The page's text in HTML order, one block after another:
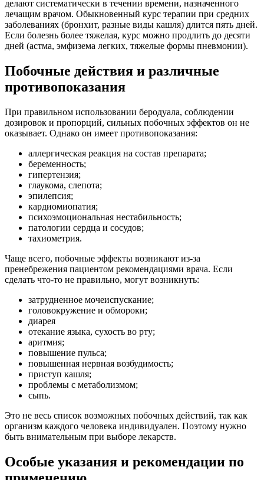
делают систематически в течении времени, назначенного
лечащим врачом. Обыкновенный курс терапии при средних
заболеваниях (бронхит, разные виды кашля) длится пять дней.
Если болезнь более тяжелая, курс можно продлить до десяти
дней (астма, эмфизема легких, тяжелые формы пневмонии).
Побочные действия и различные
противопоказания
При правильном использовании беродуала, соблюдении
дозировок и пропорций, сильных побочных эффектов он не
оказывает. Однако он имеет противопоказания:
аллергическая реакция на состав препарата;
беременность;
гипертензия;
глаукома, слепота;
эпилепсия;
кардиомиопатия;
психоэмоциональная нестабильность;
патологии сердца и сосудов;
тахиометрия.
Чаще всего, побочные эффекты возникают из-за
пренебрежения пациентом рекомендациями врача. Если
сделать что-то не правильно, могут возникнуть:
затрудненное мочеиспускание;
головокружение и обмороки;
диарея
отекание языка, сухость во рту;
аритмия;
повышение пульса;
повышенная нервная возбудимость;
приступ кашля;
проблемы с метаболизмом;
сыпь.
Это не весь список возможных побочных действий, так как
организм каждого человека индивидуален. Поэтому нужно
быть внимательным при выборе лекарств.
Особые указания и рекомендации по